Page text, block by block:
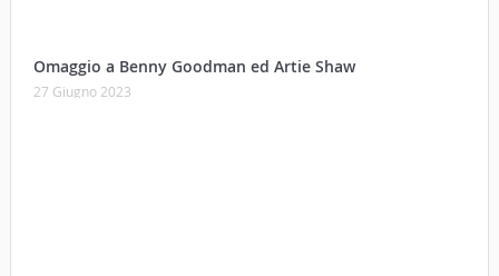
Omaggio a Benny Goodman ed Artie Shaw
27 Giugno 2023